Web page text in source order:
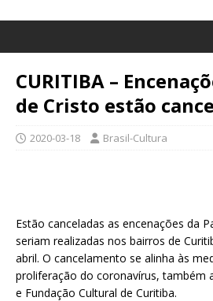
CURITIBA –
de Cristo estão
2020-03-18 Brasil-Cultura
Estão canceladas as encenações da
seriam realizadas nos bairros de
abril. O cancelamento se alinha às
proliferação do coronavírus, também
e Fundação Cultural de Curitiba.